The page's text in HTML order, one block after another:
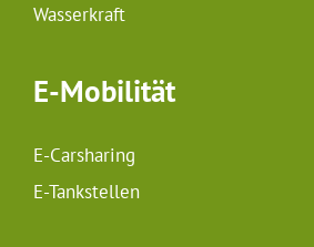
Wasserkraft
E-Mobilität
E-Carsharing
E-Tankstellen